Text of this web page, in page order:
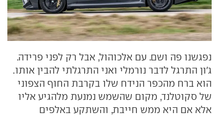
נפגשנו פה ושם. עם אלכוהול, אבל רק לפני פרידה.
ג'ון התרגל לדבר נורמלי ואני התרגלתי להבין אותו.
הוא ברח מהכפר הנידח שלו בקרבת החוף הצפוני
של סקוטלנד, מקום שהשמש נמנעת מלהגיע אליו
אלא אם היא ממש חייבת, והשתקע באלפים